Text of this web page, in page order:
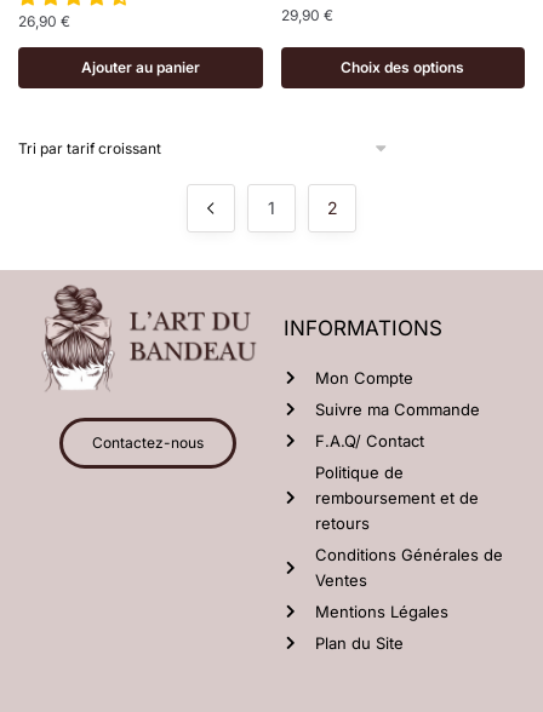
26,90 €
Ajouter au panier
29,90 €
Choix des options
1 2
Contactez-nous
INFORMATIONS
Mon Compte
Suivre ma Commande
F.A.Q/ Contact
Politique de
remboursement et de
retours
Conditions Générales de
Ventes
Mentions Légales
Plan du Site